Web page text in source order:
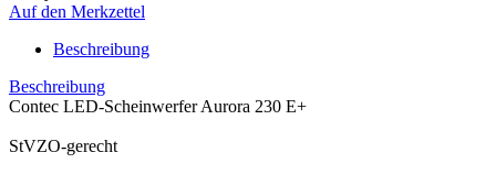
Auf den Merkzettel
Beschreibung
Beschreibung
Contec LED-Scheinwerfer Aurora 230 E+
StVZO-gerecht